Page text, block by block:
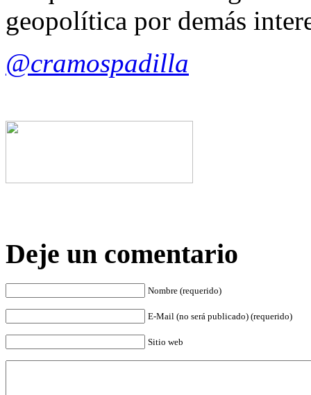
geopolítica por demás
@cramospadilla
Deje un comentario
Nombre (requerido)
E-Mail (no será publicado) (requerido)
Sitio web